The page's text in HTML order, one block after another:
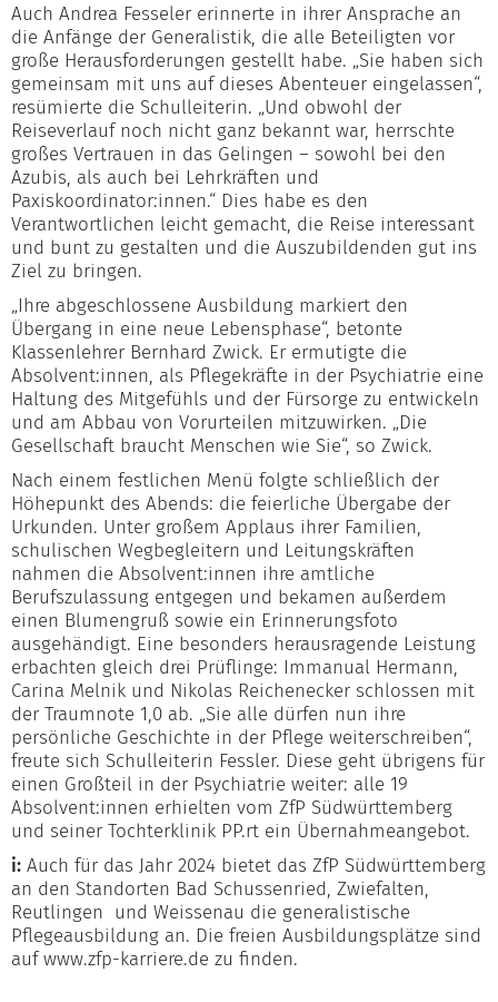
Auch Andrea Fesseler erinnerte in ihrer Ansprache an
die Anfänge der Generalistik, die alle Beteiligten vor
große Herausforderungen gestellt habe. „Sie haben sich
gemeinsam mit uns auf dieses Abenteuer eingelassen“,
resümierte die Schulleiterin. „Und obwohl der
Reiseverlauf noch nicht ganz bekannt war, herrschte
großes Vertrauen in das Gelingen – sowohl bei den
Azubis, als auch bei Lehrkräften und
Paxiskoordinator:innen.“ Dies habe es den
Verantwortlichen leicht gemacht, die Reise interessant
und bunt zu gestalten und die Auszubildenden gut ins
Ziel zu bringen.
„Ihre abgeschlossene Ausbildung markiert den
Übergang in eine neue Lebensphase“, betonte
Klassenlehrer Bernhard Zwick. Er ermutigte die
Absolvent:innen, als Pflegekräfte in der Psychiatrie eine
Haltung des Mitgefühls und der Fürsorge zu entwickeln
und am Abbau von Vorurteilen mitzuwirken. „Die
Gesellschaft braucht Menschen wie Sie“, so Zwick.
Nach einem festlichen Menü folgte schließlich der
Höhepunkt des Abends: die feierliche Übergabe der
Urkunden. Unter großem Applaus ihrer Familien,
schulischen Wegbegleitern und Leitungskräften
nahmen die Absolvent:innen ihre amtliche
Berufszulassung entgegen und bekamen außerdem
einen Blumengruß sowie ein Erinnerungsfoto
ausgehändigt. Eine besonders herausragende Leistung
erbachten gleich drei Prüflinge: Immanual Hermann,
Carina Melnik und Nikolas Reichenecker schlossen mit
der Traumnote 1,0 ab. „Sie alle dürfen nun ihre
persönliche Geschichte in der Pflege weiterschreiben“,
freute sich Schulleiterin Fessler. Diese geht übrigens für
einen Großteil in der Psychiatrie weiter: alle 19
Absolvent:innen erhielten vom ZfP Südwürttemberg
und seiner Tochterklinik PP.rt ein Übernahmeangebot.
i: Auch für das Jahr 2024 bietet das ZfP Südwürttemberg
an den Standorten Bad Schussenried, Zwiefalten,
Reutlingen und Weissenau die generalistische
Pflegeausbildung an. Die freien Ausbildungsplätze sind
auf www.zfp-karriere.de zu finden.